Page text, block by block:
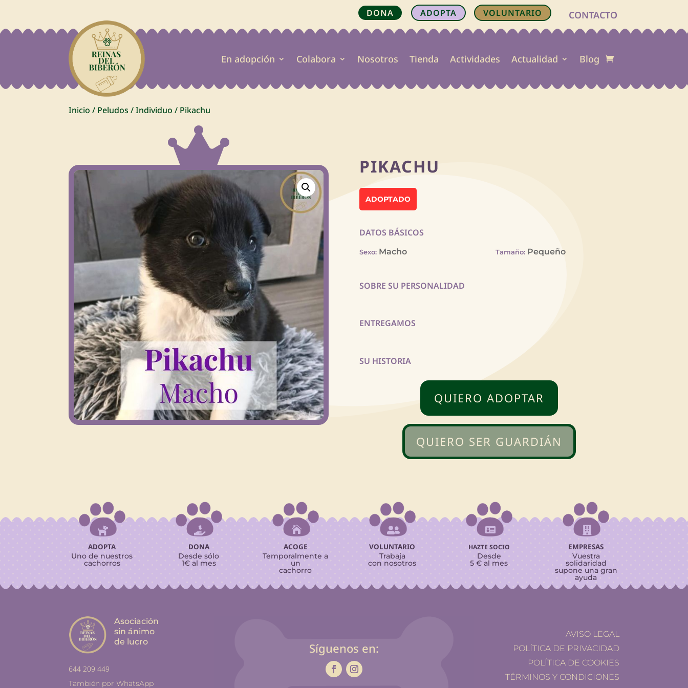
DONA ADOPTA VOLUNTARIO CONTACTO
En adopción Colabora Nosotros Tienda Actividades Actualidad Blog
Inicio / Peludos /Individuo / Pikachu
 PIKACHU
ADOPTADO
DATOS BÁSICOS
Sexo: Macho Tamaño: Pequeño
SOBRE SU PERSONALIDAD
ENTREGAMOS
SU HISTORIA
QUIERO ADOPTAR
QUIERO SER GUARDIÁN

ADOPTA
Uno de nuestros
cachorros

DONA
Desde sólo
1€ al mes

ACOGE
Temporalmente a
un
cachorro

VOLUNTARIO
Trabaja
con nosotros

HAZTE SOCIO
Desde
5 € al mes

EMPRESAS
Vuestra
solidaridad
supone una gran
ayuda
Asociación
sin ánimo
de lucro
644 209 449
También por WhatsApp
Síguenos en:
AVISO LEGAL
POLÍTICA DE PRIVACIDAD
POLÍTICA DE COOKIES
TÉRMINOS Y CONDICIONES